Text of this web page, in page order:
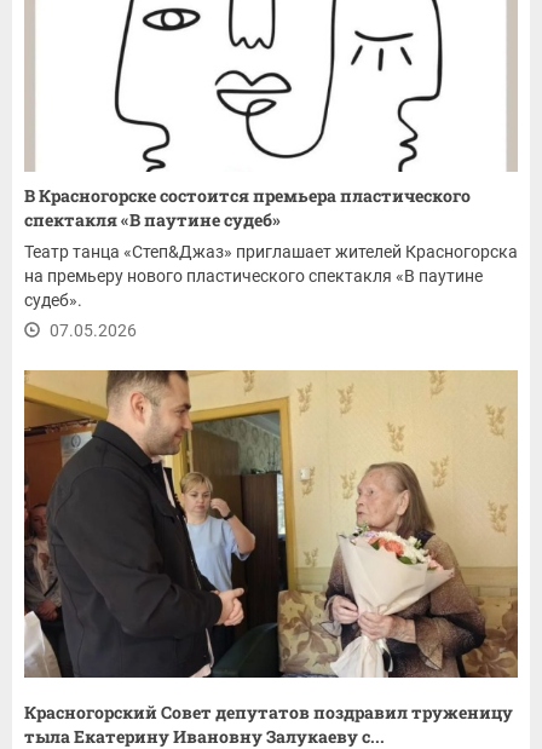
В Красногорске состоится премьера пластического
спектакля «В паутине судеб»
Театр танца «Степ&Джаз» приглашает жителей Красногорска
на премьеру нового пластического спектакля «В паутине
судеб».
07.05.2026
Красногорский Совет депутатов поздравил труженицу
тыла Екатерину Ивановну Залукаеву с...